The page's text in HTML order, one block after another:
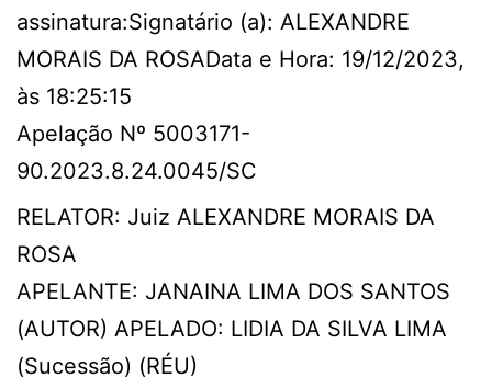
assinatura:Signatário (a): ALEXANDRE
MORAIS DA ROSAData e Hora: 19/12/2023,
às 18:25:15
Apelação Nº 5003171-
90.2023.8.24.0045/SC
RELATOR: Juiz ALEXANDRE MORAIS DA
ROSA
APELANTE: JANAINA LIMA DOS SANTOS
(AUTOR) APELADO: LIDIA DA SILVA LIMA
(Sucessão) (RÉU)